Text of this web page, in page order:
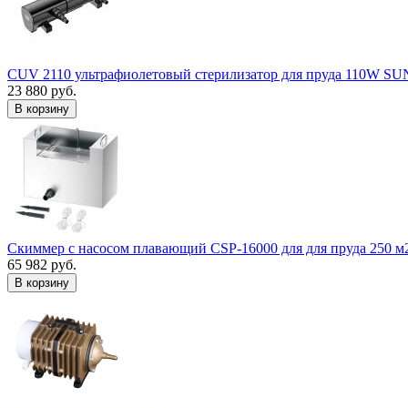
CUV 2110 ультрафиолетовый стерилизатор для пруда 110W
23 880 руб.
В корзину
Скиммер с насосом плавающий CSP-16000 для для пруда 250
65 982 руб.
В корзину